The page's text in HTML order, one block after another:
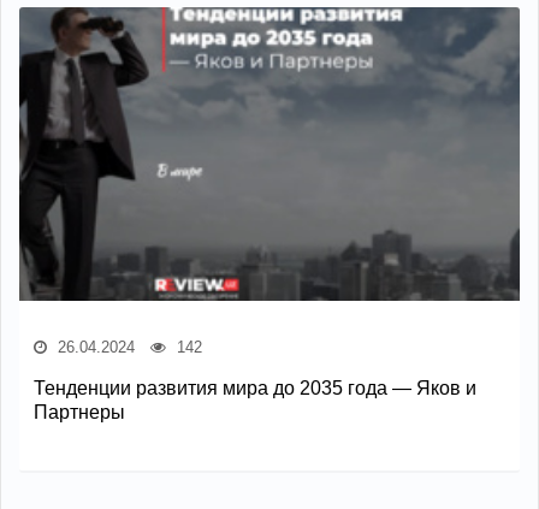
26.04.2024 142
Тенденции развития мира до 2035 года — Яков и
Партнеры